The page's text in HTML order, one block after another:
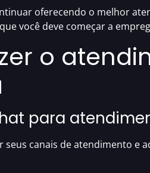
oferecendo o melhor
que você deve começar a
o
para
seus canais de atendimento e